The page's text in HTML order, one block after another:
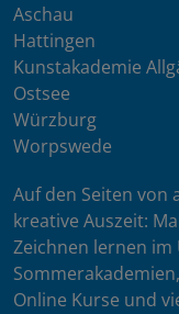
Aschau
Hattingen
Kunstakademie
Ostsee
Würzburg
Worpswede
Auf den Seiten von
kreative Auszeit:
Zeichnen lernen
Online Kurse und